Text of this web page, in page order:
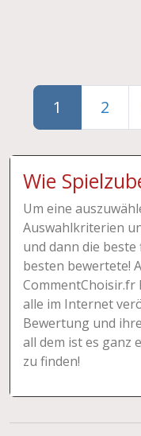
1 2
Wie
Um eine
Auswahlkriterien
und dann die beste
besten bewertete!
alle im Internet
Bewertung und
all dem ist es ganz
zu finden!